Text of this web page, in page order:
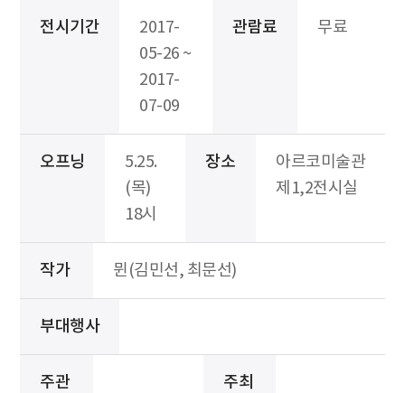
전시기간
2017-
05-26 ~
2017-
07-09
관람료 무료
오프닝
5.25.
(목)
18시
장소
아르코미술관
제1,2전시실
작가 뮌(김민선, 최문선)
부대행사
주관 주최